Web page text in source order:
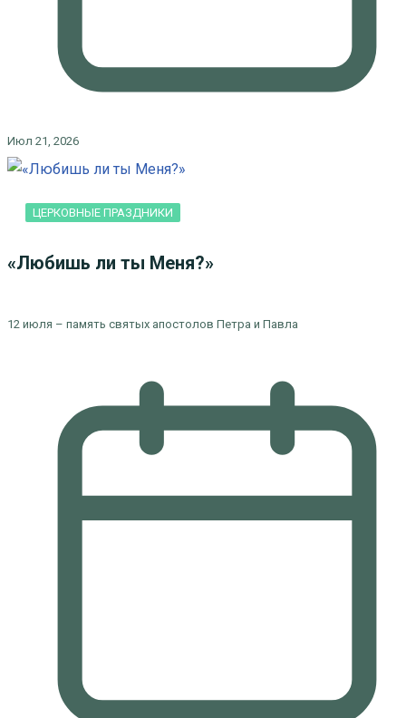
Июл 21, 2026
ЦЕРКОВНЫЕ ПРАЗДНИКИ
«Любишь ли ты Меня?»
12 июля – память святых апостолов Петра и Павла